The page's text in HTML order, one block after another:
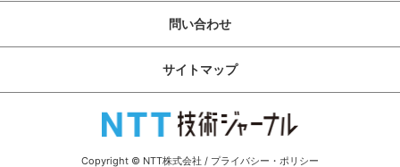
問い合わせ
サイトマップ
Copyright © NTT株式会社 / プライバシー・ポリシー